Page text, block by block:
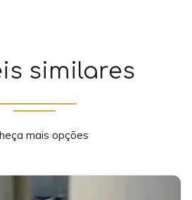
similares
mais opções